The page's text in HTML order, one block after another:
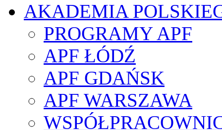
AKADEMIA
PROGRAMY APF
APF ŁÓDŹ
APF GDAŃSK
APF WARSZAWA